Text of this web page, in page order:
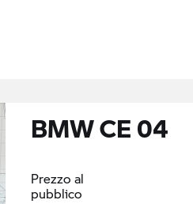
BMW CE 04
Prezzo al
pubblico